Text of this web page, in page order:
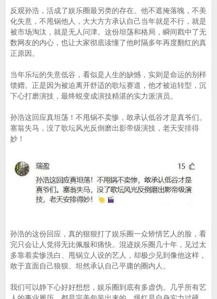
反观孙浩，活成了娱乐圈最另类的存在。他不遮掩落魄，不美
化失意，不甩锅他人，大大方方承认自己当年就是不行，就是
被市场淘汰，就是无人问津。这份坦荡和格局，瞬间戳中了无
数网友的内心，也让大家彻底读懂了他时隔多年再度翻红的真
正原因。
当年乐坛的失意低谷，看似是人生的缺憾，实则是命运的别样
馈赠。正是因为被迫离开舒适的歌坛赛道，他才被迫转型，沉
下心打磨演技，最终蜕变成演技精湛的实力派演员。
孙浩这回应真坦荡！不甩锅不卖惨，敢承认低谷才是真爷们。
塞翁失马，没了歌坛风光反倒磨出影帝级演技，老天安排得
妙！
孙浩的这份回应，真的狠狠打了娱乐圈一众矫情艺人的脸，看
完只会让人觉得无比佩服和痛快。混迹娱乐圈几十年，见过太
多靠着卖惨洗白、甩锅立人设的艺人，却极少见到像他这样，
敢于直面自己狼狈、坦然承认自己平庸的圈内人。
我们可以静下心好好想想，娱乐圈到底有多虚伪。几乎所有艺